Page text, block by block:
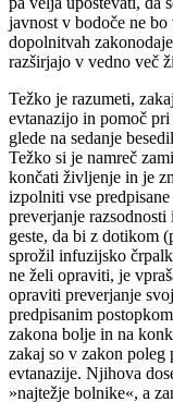
javnost v bodoče ne
dopolnitvah
razširjajo v vedno več
Težko je razumeti,
evtanazijo in pomoč
glede na sedanje
Težko si je namreč
končati življenje in je
izpolniti vse
preverjanje
geste, da bi z dotikom
sprožil infuzijsko
ne želi opraviti, je
opraviti preverjanje
predpisanim
zakona bolje in na
zakaj so v zakon poleg
evtanazije. Njihova
»najtežje bolnike«, a